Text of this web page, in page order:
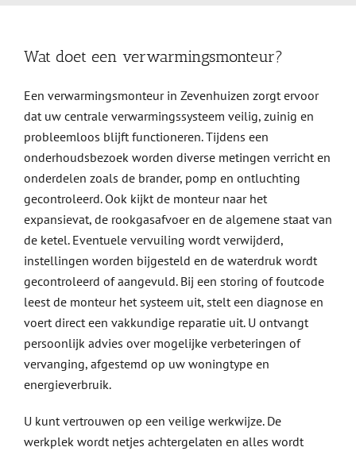
Wat doet een verwarmingsmonteur?
Een verwarmingsmonteur in Zevenhuizen zorgt ervoor
dat uw centrale verwarmingssysteem veilig, zuinig en
probleemloos blijft functioneren. Tijdens een
onderhoudsbezoek worden diverse metingen verricht en
onderdelen zoals de brander, pomp en ontluchting
gecontroleerd. Ook kijkt de monteur naar het
expansievat, de rookgasafvoer en de algemene staat van
de ketel. Eventuele vervuiling wordt verwijderd,
instellingen worden bijgesteld en de waterdruk wordt
gecontroleerd of aangevuld. Bij een storing of foutcode
leest de monteur het systeem uit, stelt een diagnose en
voert direct een vakkundige reparatie uit. U ontvangt
persoonlijk advies over mogelijke verbeteringen of
vervanging, afgestemd op uw woningtype en
energieverbruik.
U kunt vertrouwen op een veilige werkwijze. De
werkplek wordt netjes achtergelaten en alles wordt